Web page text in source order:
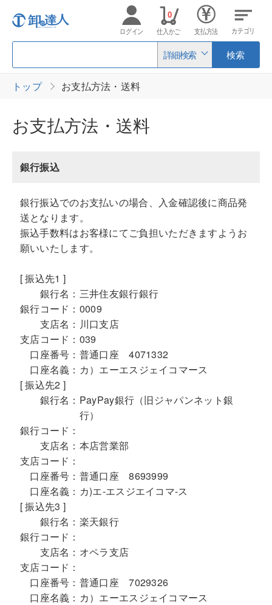
詳細検索 検索
ログイン 仕入かご
0
支払方法 カテゴリ
トップ お支払方法・送料
お支払方法・送料
銀行振込
銀行振込でのお支払いの場合、入金確認後に商品発
送となります。
振込手数料はお客様にてご負担いただきますようお
願いいたします。
[ 振込先1 ]
銀行名： 三井住友銀行銀行
銀行コード： 0009
支店名： 川口支店
支店コード： 039
口座番号： 普通口座 4071332
口座名義： カ）エーエスジェイコマース
[ 振込先2 ]
銀行名： PayPay銀行（旧ジャパンネット銀
行）
銀行コード：
支店名： 本店営業部
支店コード：
口座番号： 普通口座 8693999
口座名義： カ)エ-エスジエイコマ-ス
[ 振込先3 ]
銀行名： 楽天銀行
銀行コード：
支店名： オペラ支店
支店コード：
口座番号： 普通口座 7029326
口座名義： カ）エーエスジェイコマース